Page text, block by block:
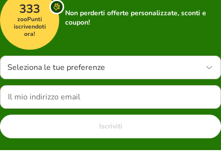
333
zooPunti
iscrivendoti
ora!
Non perderti offerte personalizzate, sconti e
coupon!
Seleziona le tue preferenze
Iscriviti